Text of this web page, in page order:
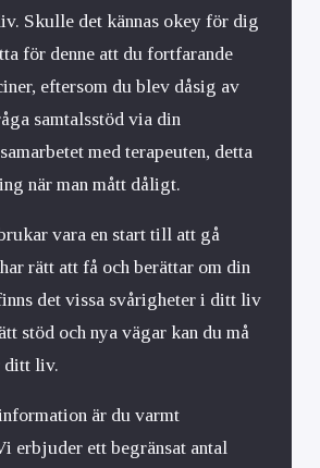
Skulle det kännas okey för dig
för denne att du fortfarande
eftersom du blev dåsig av
samtalsstöd via din
med terapeuten, detta
när man mått dåligt.
vara en start till att gå
rätt att få och berättar om din
det vissa svårigheter i ditt liv
stöd och nya vägar kan du må
ditt liv.
är du varmt
erbjuder ett begränsat antal